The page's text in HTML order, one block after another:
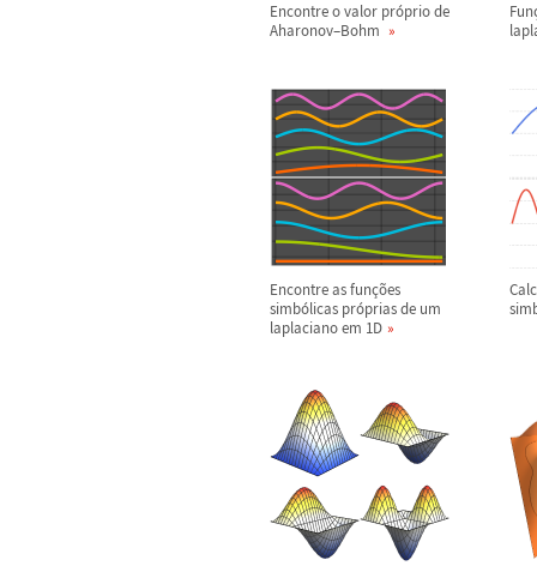
Encontre o valor próprio de
Aharonov–Bohm
Fun
Encontre as funções
simbólicas próprias de um
laplaciano em 1D